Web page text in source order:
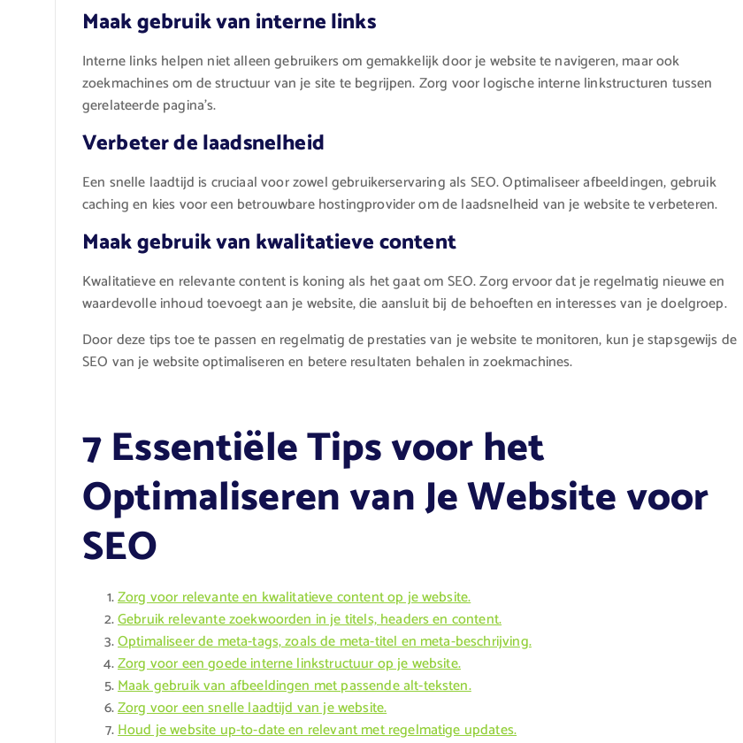
Maak gebruik van interne links
Interne links helpen niet alleen gebruikers om gemakkelijk door je website te navigeren, maar ook
zoekmachines om de structuur van je site te begrijpen. Zorg voor logische interne linkstructuren tussen
gerelateerde pagina’s.
Verbeter de laadsnelheid
Een snelle laadtijd is cruciaal voor zowel gebruikerservaring als SEO. Optimaliseer afbeeldingen, gebruik
caching en kies voor een betrouwbare hostingprovider om de laadsnelheid van je website te verbeteren.
Maak gebruik van kwalitatieve content
Kwalitatieve en relevante content is koning als het gaat om SEO. Zorg ervoor dat je regelmatig nieuwe en
waardevolle inhoud toevoegt aan je website, die aansluit bij de behoeften en interesses van je doelgroep.
Door deze tips toe te passen en regelmatig de prestaties van je website te monitoren, kun je stapsgewijs de
SEO van je website optimaliseren en betere resultaten behalen in zoekmachines.
7 Essentiële Tips voor het
Optimaliseren van Je Website voor
SEO
Zorg voor relevante en kwalitatieve content op je website.
Gebruik relevante zoekwoorden in je titels, headers en content.
Optimaliseer de meta-tags, zoals de meta-titel en meta-beschrijving.
Zorg voor een goede interne linkstructuur op je website.
Maak gebruik van afbeeldingen met passende alt-teksten.
Zorg voor een snelle laadtijd van je website.
Houd je website up-to-date en relevant met regelmatige updates.